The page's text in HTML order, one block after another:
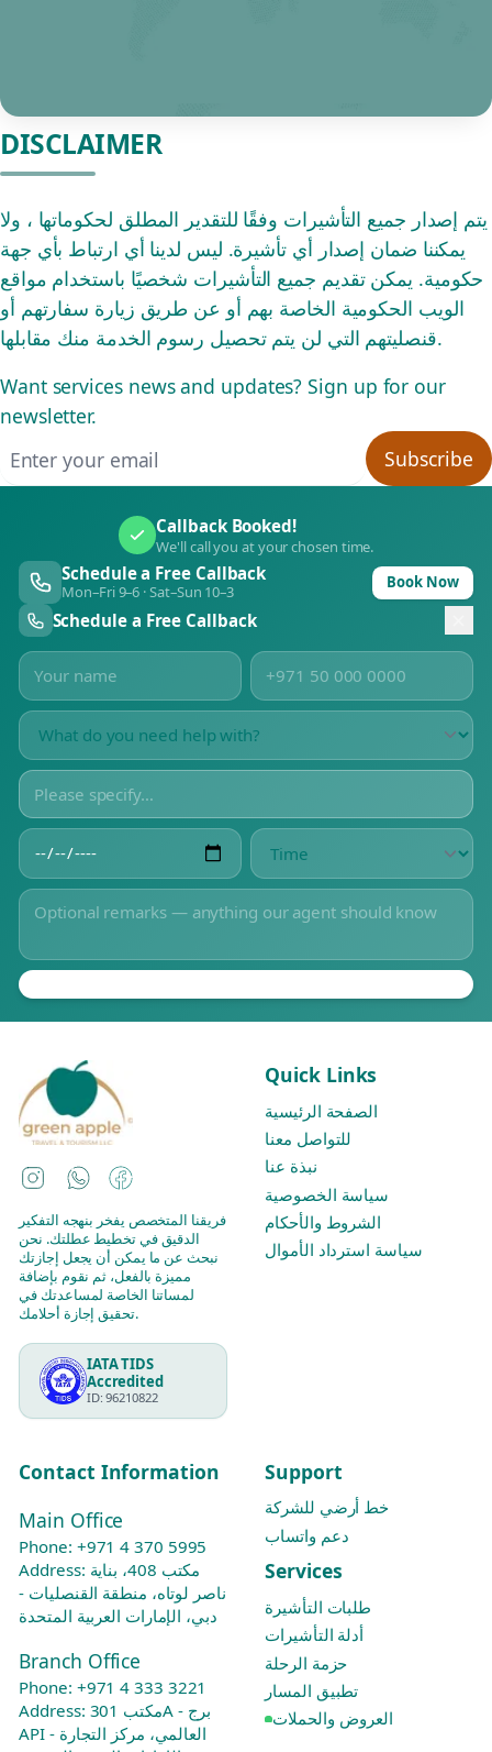
DISCLAIMER
يتم إصدار جميع التأشيرات وفقًا للتقدير المطلق لحكوماتها ، ولا
يمكننا ضمان إصدار أي تأشيرة. ليس لدينا أي ارتباط بأي جهة
حكومية. يمكن تقديم جميع التأشيرات شخصيًا باستخدام مواقع
الويب الحكومية الخاصة بهم أو عن طريق زيارة سفارتهم أو
قنصليتهم التي لن يتم تحصيل رسوم الخدمة منك مقابلها.
Want services news and updates? Sign up for our
newsletter.
Subscribe
Callback Booked!
We'll call you at your chosen time.
Schedule a Free Callback
Mon–Fri 9–6 · Sat–Sun 10–3 Book Now
Schedule a Free Callback
Instagram
WhatsAppFacebook
فريقنا المتخصص يفخر بنهجه التفكير
الدقيق في تخطيط عطلتك. نحن
نبحث عن ما يمكن أن يجعل إجازتك
مميزة بالفعل، ثم نقوم بإضافة
لمساتنا الخاصة لمساعدتك في
تحقيق إجازة أحلامك.
IATA TIDS
Accredited
ID: 96210822
Quick Links
الصفحة الرئيسية
للتواصل معنا
نبذة عنا
سياسة الخصوصية
الشروط والأحكام
سياسة استرداد الأموال
Contact Information
Main Office
Phone: +971 4 370 5995
Address: مكتب 408، بناية
ناصر لوتاه، منطقة القنصليات -
دبي، الإمارات العربية المتحدة
Branch Office
Phone: +971 4 333 3221
Address: مكتب 301A - برج
API العالمي، مركز التجارة -
Support
خط أرضي للشركة
دعم واتساب
Services
طلبات التأشيرة
أدلة التأشيرات
حزمة الرحلة
تطبيق المسار
العروض والحملات